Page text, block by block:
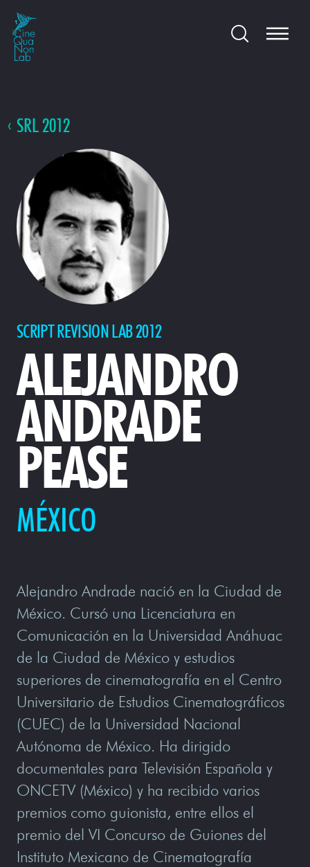
SRL 2012
SCRIPT REVISION LAB 2012
ALEJANDRO
ANDRADE
PEASE
MÉXICO
Alejandro Andrade nació en la Ciudad de
México. Cursó una Licenciatura en
Comunicación en la Universidad Anáhuac
de la Ciudad de México y estudios
superiores de cinematografía en el Centro
Universitario de Estudios Cinematográficos
(CUEC) de la Universidad Nacional
Autónoma de México. Ha dirigido
documentales para Televisión Española y
ONCETV (México) y ha recibido varios
premios como guionista, entre ellos el
premio del VI Concurso de Guiones del
Instituto Mexicano de Cinematografía